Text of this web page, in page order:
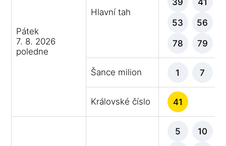
Pátek
7. 8. 2026
poledne
Hlavní tah
53 56
78 79
Šance milion 1 7
Královské číslo 41
5 10